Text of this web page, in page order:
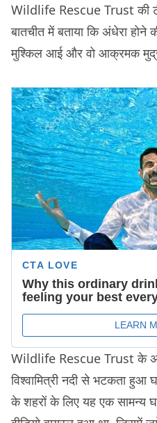
Wildlife Rescue Trust की
बातचीत में बताया कि अंधेरा
मुश्किल आई और वो आक्रमक
Wildlife Rescue Trust के
विश्वामित्री नदी से भटकता हुआ
के शहरों के लिए यह एक सामन्य